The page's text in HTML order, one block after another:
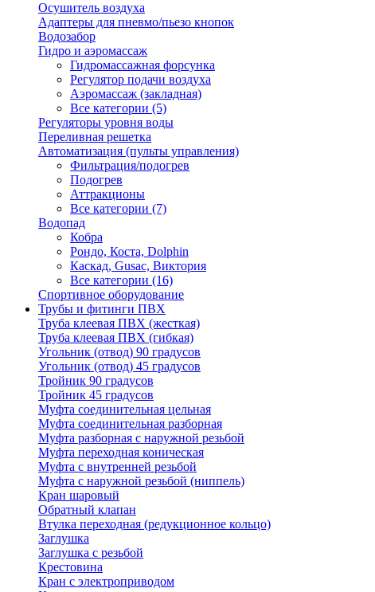
Осушитель воздуха
Адаптеры для пневмо/пьезо кнопок
Водозабор
Гидро и аэромассаж
Гидромассажная форсунка
Регулятор подачи воздуха
Аэромассаж (закладная)
Все категории (5)
Регуляторы уровня воды
Переливная решетка
Автоматизация (пульты управления)
Фильтрация/подогрев
Подогрев
Аттракционы
Все категории (7)
Водопад
Кобра
Рондо, Коста, Dolphin
Каскад, Gusac, Виктория
Все категории (16)
Спортивное оборудование
Трубы и фитинги ПВХ
Труба клеевая ПВХ (жесткая)
Труба клеевая ПВХ (гибкая)
Угольник (отвод) 90 градусов
Угольник (отвод) 45 градусов
Тройник 90 градусов
Тройник 45 градусов
Муфта соединительная цельная
Муфта соединительная разборная
Муфта разборная с наружной резьбой
Муфта переходная коническая
Муфта с внутренней резьбой
Муфта с наружной резьбой (ниппель)
Кран шаровый
Обратный клапан
Втулка переходная (редукционное кольцо)
Заглушка
Заглушка с резьбой
Крестовина
Кран с электроприводом